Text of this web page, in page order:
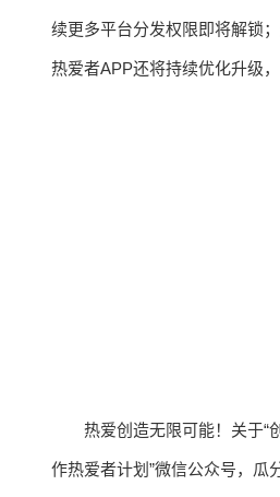
续更多平台分发权限即将解锁
热爱者APP还将持续优化升级
热爱创造无限可能！关于“
作热爱者计划”微信公众号，瓜